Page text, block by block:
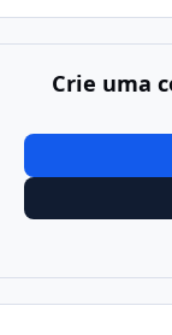
Crie uma